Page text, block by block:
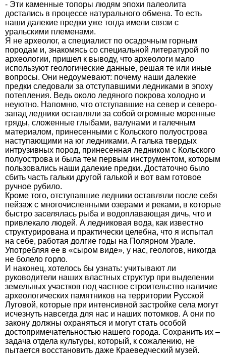
- Эти каменные топоры людям эпохи палеолита
достались в процессе натурального обмена. То есть
наши далекие предки уже тогда имели связи с
уральскими племенами.
Я не археолог, а специалист по осадочным горным
породам и, знакомясь со специальной литературой по
археологии, пришел к выводу, что археологи мало
используют геологические данные, решая те или иные
вопросы. Они недоумевают: почему наши далекие
предки следовали за отступавшими ледниками в эпоху
потепления. Ведь около ледяного покрова холодно и
неуютно. Напомню, что отступавшие на север и северо-
запад ледники оставляли за собой огромные моренные
гряды, сложенные глыбами, валунами и галечным
материалом, принесенными с Кольского полуострова
наступающими на юг ледниками. А галька твердых
интрузивных пород, принесенная ледником с Кольского
полуострова и была тем первым инструментом, которым
пользовались наши далекие предки. Достаточно было
сбить часть гальки другой галькой и вот вам готовое
ручное рубило.
Кроме того, отступавшие ледники оставляли после себя
пейзаж с многочисленными озерами и реками, в которые
быстро заселялась рыба и водоплавающая дичь, что и
привлекало людей. А ледниковая вода, как известно
структурирована и практически целебна, что я испытал
на себе, работая долгие годы на Полярном Урале.
Употребляя ее в «сыром виде», у нас, геологов, никогда
не болело горло.
И наконец, хотелось бы узнать: учитывают ли
руководители наших властных структур при выделении
земельных участков под частное строительство наличие
археологических памятников на территории Русской
Луговой, которые при интенсивной застройке села могут
исчезнуть навсегда для нас и наших потомков. А они по
закону должны охраняться и могут стать особой
достопримечательностью нашего города. Сохранить их –
задача отдела культуры, который, к сожалению, не
пытается восстановить даже Краеведческий музей.